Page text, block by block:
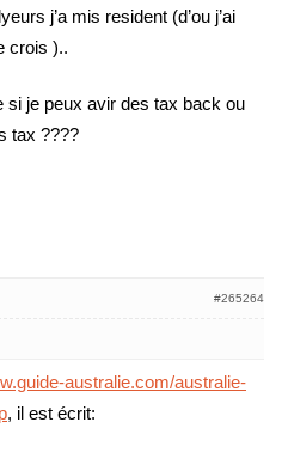
j’a mis resident (d’ou j’ai
crois )..
si je peux avir des tax back ou
tax ????
#265264
australie.com/australie-
, il est écrit: